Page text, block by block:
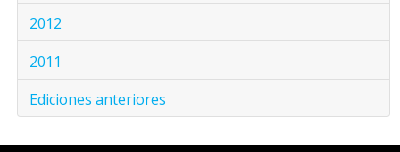
2012
2011
Ediciones anteriores